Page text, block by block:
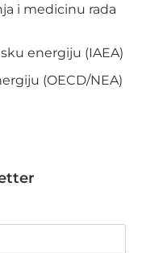
i medicinu rada
energiju (IAEA)
(OECD/NEA)